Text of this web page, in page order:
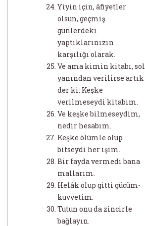
Yiyin için, âfiyetler
olsun, geçmiş
günlerdeki
yaptıklarınızın
karşılığı olarak.
Ve ama kimin kitabı, sol
yanından verilirse artık
der ki: Keşke
verilmeseydi kitabım.
Ve keşke bilmeseydim,
nedir hesabım.
Keşke ölümle olup
bitseydi her işim.
Bir fayda vermedi bana
mallarım.
Helâk olup gitti gücüm-
kuvvetim.
Tutun onu da zincirle
bağlayın.